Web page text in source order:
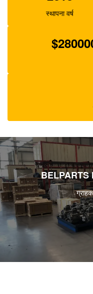
स्थापना वर्ष
BELPARTS